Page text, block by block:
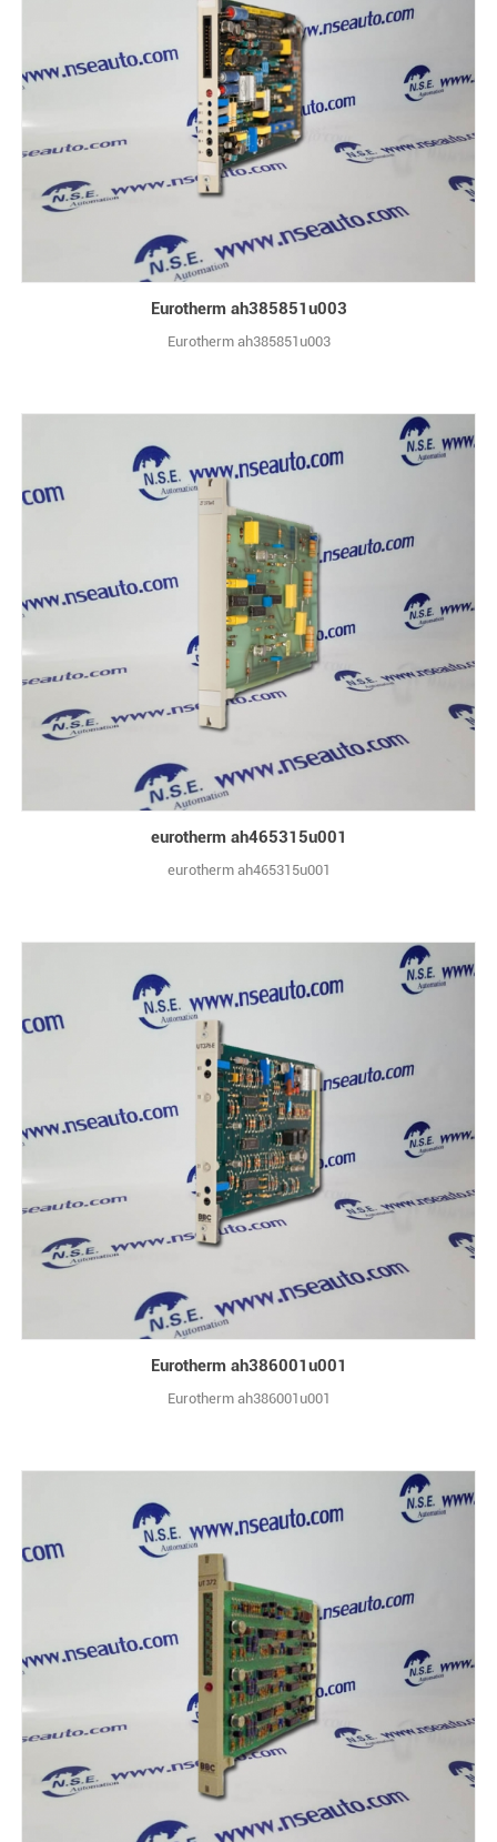
Eurotherm ah385851u003
Eurotherm ah385851u003
eurotherm ah465315u001
eurotherm ah465315u001
Eurotherm ah386001u001
Eurotherm ah386001u001